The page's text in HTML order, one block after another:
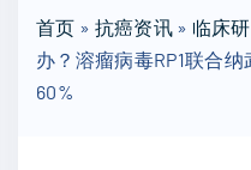
r
首页 » 抗癌资讯» 临床
办？溶瘤病毒RP1联合
60%